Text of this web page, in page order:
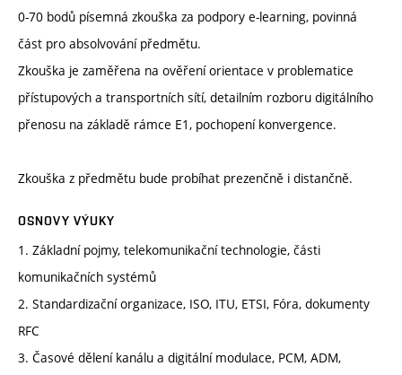
0-70 bodů písemná zkouška za podpory e-learning, povinná
část pro absolvování předmětu.
Zkouška je zaměřena na ověření orientace v problematice
přístupových a transportních sítí, detailním rozboru digitálního
přenosu na základě rámce E1, pochopení konvergence.
Zkouška z předmětu bude probíhat prezenčně i distančně.
OSNOVY VÝUKY
1. Základní pojmy, telekomunikační technologie, části
komunikačních systémů
2. Standardizační organizace, ISO, ITU, ETSI, Fóra, dokumenty
RFC
3. Časové dělení kanálu a digitální modulace, PCM, ADM,